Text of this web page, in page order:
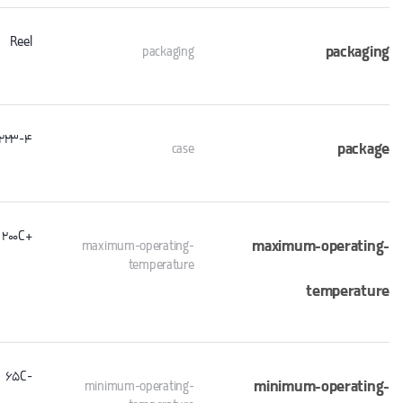
packaging
packaging
Reel
package
case
4
maximum-operating-
temperature
maximum-operating-
temperature
+200C
minimum-operating-
minimum-operating-
-65C